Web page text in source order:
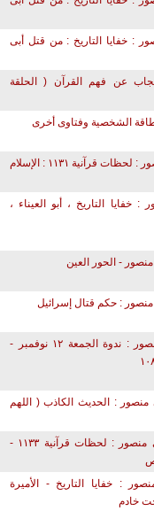
: خفايا التاريخ : من قتل أبى
حجاب عن فهم القرآن ( الحلقة
الشخصية وفتاوى أخرى
د. أحمد صبحى منصور : لحظات قرآنية ١١٣١ : الإسلام
خفايا التاريخ ، أبو العيناء ،
- الحور العين
: حكم قتال إسرائيل
د. أحمد صبحى منصور : ندوة الجمعة ١٢ نوفمبر -
: الحديث الكاذب ( اللهم
إسأل أحمد صبحى منصور : لحظات قرآنية ١١٣٣ -
: خفايا التاريخ - الأميرة
خادم